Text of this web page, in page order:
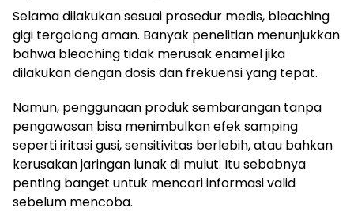
Selama dilakukan sesuai prosedur medis, bleaching
gigi tergolong aman. Banyak penelitian menunjukkan
bahwa bleaching tidak merusak enamel jika
dilakukan dengan dosis dan frekuensi yang tepat.
Namun, penggunaan produk sembarangan tanpa
pengawasan bisa menimbulkan efek samping
seperti iritasi gusi, sensitivitas berlebih, atau bahkan
kerusakan jaringan lunak di mulut. Itu sebabnya
penting banget untuk mencari informasi valid
sebelum mencoba.